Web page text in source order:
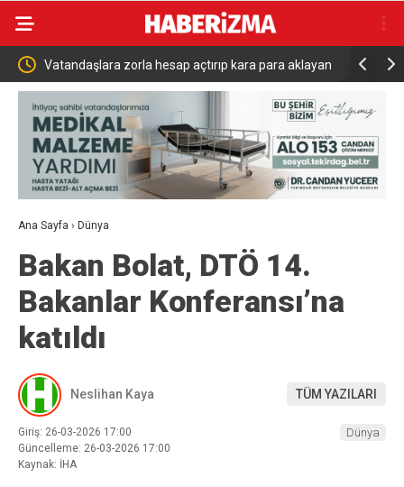
kara para aklayan Kardeş kavgası babayı yola, polisi sokağa döktü
Ana Sayfa › Dünya
Bakan Bolat, DTÖ 14.
Bakanlar Konferansı’na
katıldı
Neslihan Kaya TÜM YAZILARI
Giriş: 26-03-2026 17:00
Güncelleme: 26-03-2026 17:00
Kaynak: İHA
Dünya